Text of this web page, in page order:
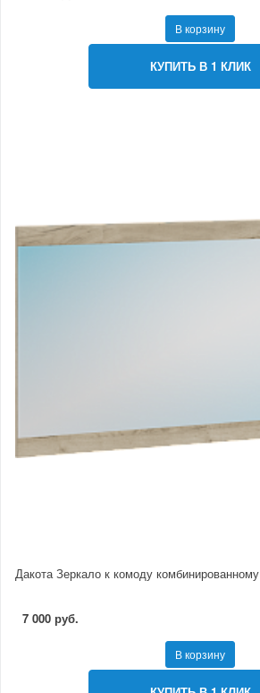
В корзину
КУПИТЬ В 1 КЛИК
Дакота Зеркало к комоду комбинированному
7 000 руб.
В корзину